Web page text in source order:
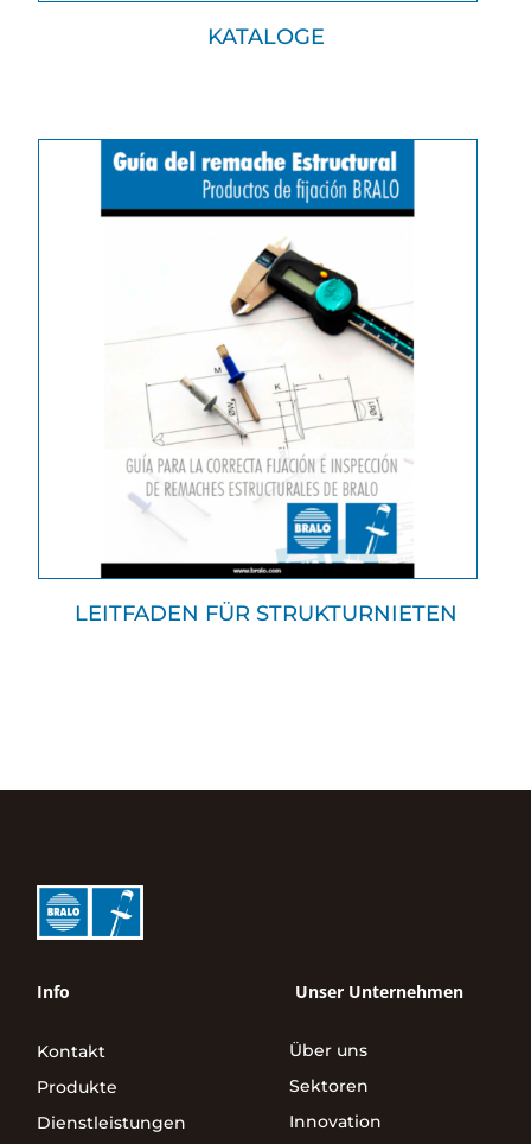
KATALOGE
LEITFADEN FÜR STRUKTURNIETEN
Info
Kontakt
Produkte
Dienstleistungen
Unser Unternehmen
Über uns
Sektoren
Innovation